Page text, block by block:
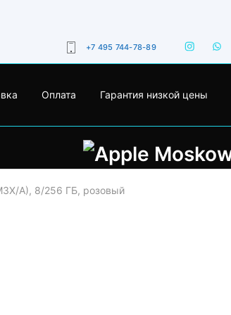
+7 495 744-78-89
Оплата Гарантия низкой цены
A), 8/256 ГБ, розовый